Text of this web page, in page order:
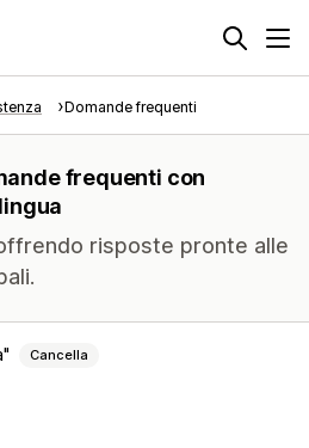
Domande frequenti
frequenti con
risposte pronte alle
Cancella